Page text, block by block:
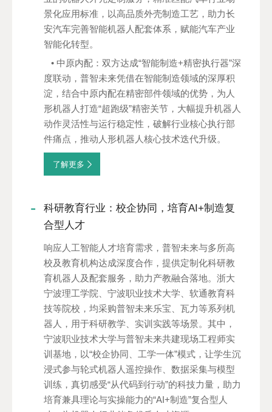
景化应用标准，以高品质外壳制造工艺，助力长
安汽车完善智能机器人配套体系，赋能汽车产业
智能化转型。
• 中原内配：双方达成“智能制造+精密执行器”深
度联动，普智未来凭借在智能制造领域的深厚积
淀，结合中原内配在精密部件领域的优势，为人
形机器人打造“超跑级”精密关节，大幅提升机器人
动作灵活性与运行稳定性，破解行业核心执行部
件痛点，推动人形机器人核心技术迭代升级。
了解更多
科研教育行业：校企协同，培育AI+制造复
合型人才
响应人工智能人才培育需求，普智未来与多所高
校及教育机构达成深度合作，提供定制化科研教
育机器人及配套服务，助力产教融合落地。浙大
宁波理工学院、宁波职业技术大学、软通教育科
技等院校，均采购普智未来乐宝、瓦力等系列机
器人，用于科研教学、实训实践等场景。其中，
宁波职业技术大学与普智未来共建现场工程师实
训基地，以“校企协同、工学一体”模式，让学生沉
浸式参与轮式机器人遥控操作、数据采集与模型
训练，真切感受“从代码到行动”的科技力量，助力
培育兼具理论与实操能力的“AI+制造”复合型人